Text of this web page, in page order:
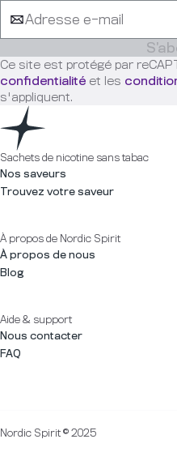
Ce site est protégé par
confidentialité et les
s'appliquent.
Sachets de nicotine sans tabac
Nos saveurs
Trouvez votre saveur
À propos de Nordic Spirit
À propos de nous
Blog
Aide & support
Nous contacter
FAQ
Nordic Spirit © 2025